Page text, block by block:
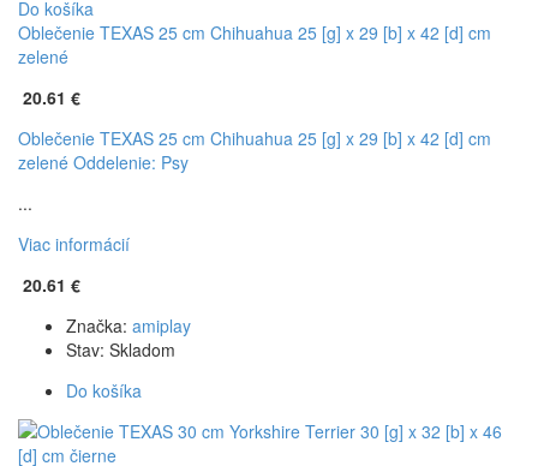
Do košíka
Oblečenie TEXAS 25 cm Chihuahua 25 [g] x 29 [b] x 42 [d] cm
zelené
20.61 €
Oblečenie TEXAS 25 cm Chihuahua 25 [g] x 29 [b] x 42 [d] cm
zelené Oddelenie: Psy
...
Viac informácií
20.61 €
Značka: amiplay
Stav: Skladom
Do košíka